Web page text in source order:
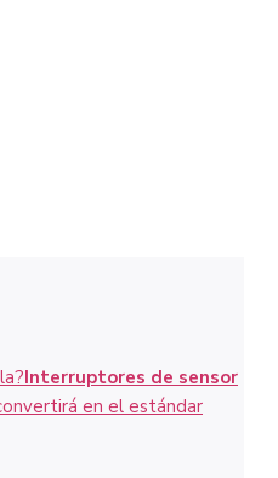
Interruptores de sensor
en el estándar